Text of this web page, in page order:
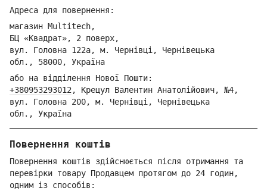
Адреса для повернення:
магазин Multitech,
БЦ «Квадрат», 2 поверх,
вул. Головна 122а, м. Чернівці, Чернівецька
обл., 58000, Україна
або на відділення Нової Пошти:
+380953293012, Крецул Валентин Анатолійович, №4,
вул. Головна 200, м. Чернівці, Чернівецька
обл., Україна
Повернення коштів
Повернення коштів здійснюється після отримання та
перевірки товару Продавцем протягом до 24 годин,
одним із способів: